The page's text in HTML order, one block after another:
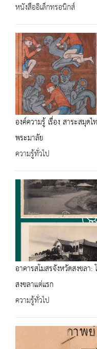
หนังสืออิเล็กทรอนิกส์
องค์ความรู้ เรื่อง สาระสมุด
พระมาลัย
ความรู้ทั่วไป
อาคารสโมสรจังหวัดสงขลา
สงขลาแต่แรก
ความรู้ทั่วไป